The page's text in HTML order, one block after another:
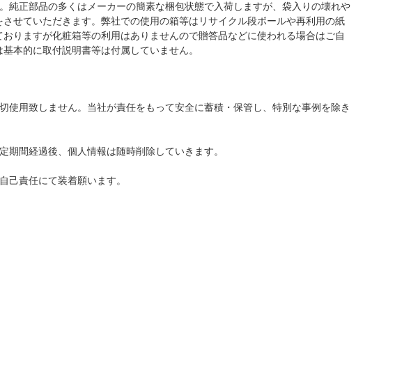
正部品の多くはメーカーの簡素な梱包状態で入荷しますが、袋入りの壊れや
せていただきます。弊社での使用の箱等はリサイクル段ボールや再利用の紙
りますが化粧箱等の利用はありませんので贈答品などに使われる場合はご自
本的に取付説明書等は付属していません。
用致しません。当社が責任をもって安全に蓄積・保管し、特別な事例を除き
間経過後、個人情報は随時削除していきます。
己責任にて装着願います。